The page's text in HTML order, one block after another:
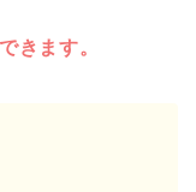
きます。